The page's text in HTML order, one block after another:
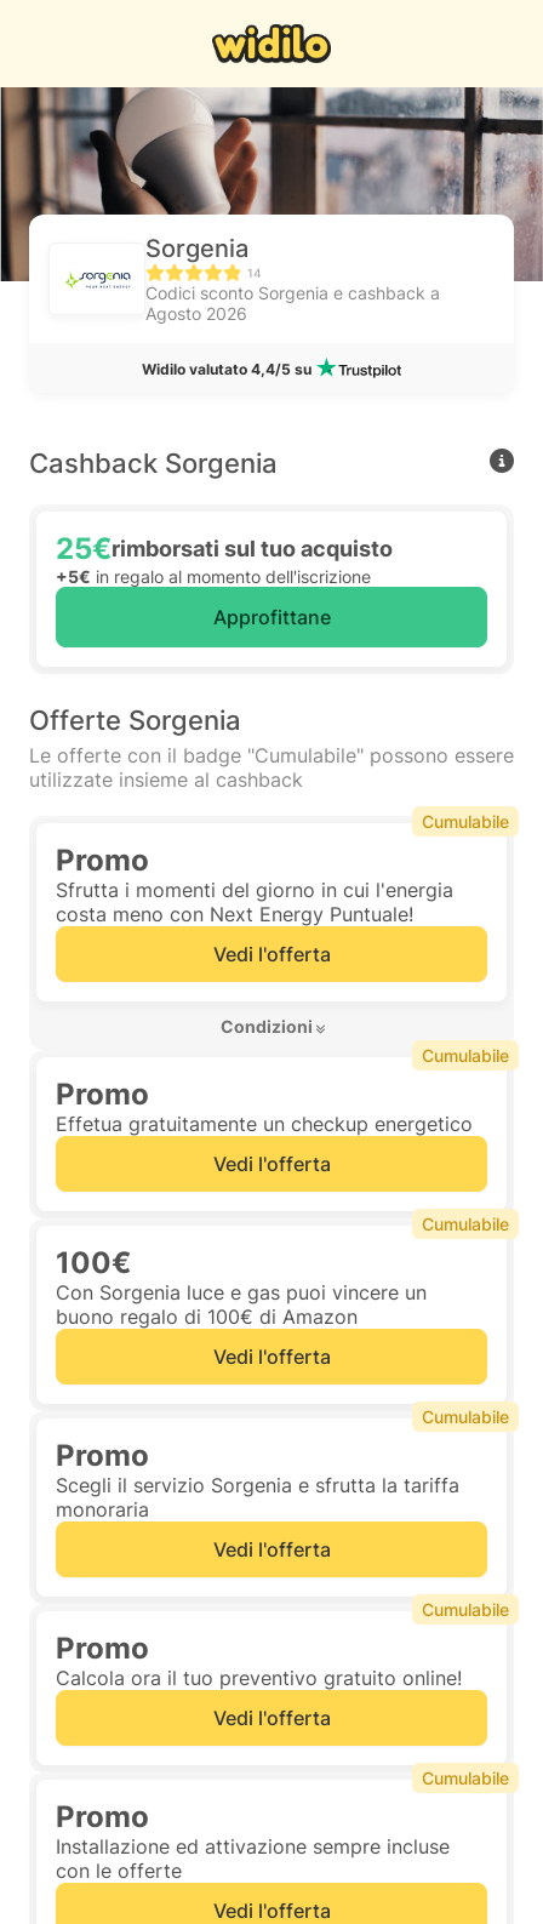
Sorgenia
14
Codici sconto Sorgenia e cashback a
Agosto 2026
Widilo valutato 4,4/5 su
Cashback Sorgenia
25€rimborsati sul tuo acquisto
+5€ in regalo al momento dell'iscrizione
Approfittane
Offerte Sorgenia
Le offerte con il badge "Cumulabile" possono essere
utilizzate insieme al cashback
Promo
Sfrutta i momenti del giorno in cui l'energia
costa meno con Next Energy Puntuale!
Vedi l'offerta
Condizioni
Cumulabile
Promo
Effetua gratuitamente un checkup energetico
Vedi l'offerta
Cumulabile
100€
Con Sorgenia luce e gas puoi vincere un
buono regalo di 100€ di Amazon
Vedi l'offerta
Cumulabile
Promo
Scegli il servizio Sorgenia e sfrutta la tariffa
monoraria
Vedi l'offerta
Cumulabile
Promo
Calcola ora il tuo preventivo gratuito online!
Vedi l'offerta
Cumulabile
Promo
Installazione ed attivazione sempre incluse
con le offerte
Vedi l'offerta
Cumulabile